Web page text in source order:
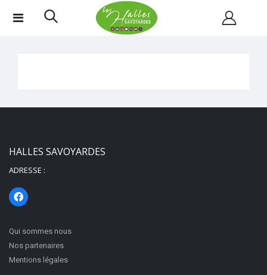
HALLES SAVOYARDES
ADRESSE :
Qui sommes nous
Nos partenaires
Mentions légales